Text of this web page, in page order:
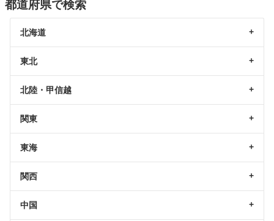
都道府県で検索
北海道
東北
北陸・甲信越
関東
東海
関西
中国